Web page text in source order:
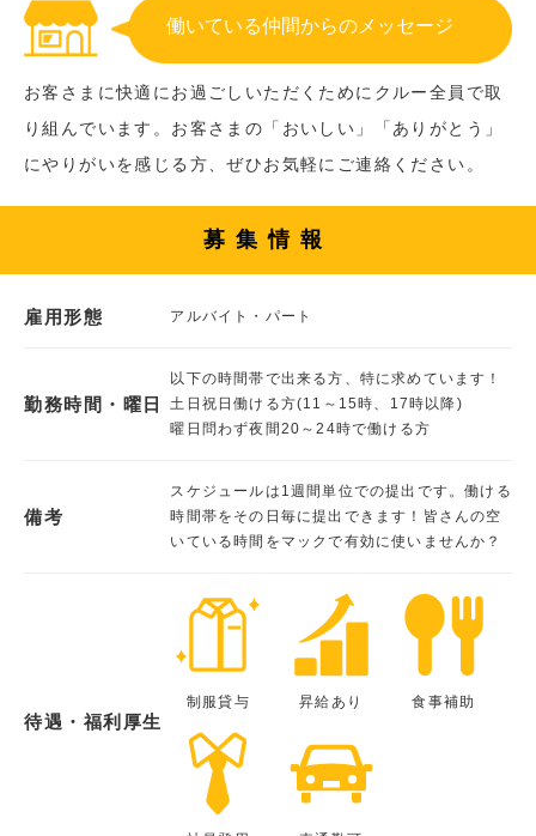
働いている仲間からのメッセージ
お客さまに快適にお過ごしいただくためにクルー全員で取
り組んでいます。お客さまの「おいしい」「ありがとう」
にやりがいを感じる方、ぜひお気軽にご連絡ください。
募集情報
雇用形態 アルバイト・パート
勤務時間・曜日
以下の時間帯で出来る方、特に求めています！
土日祝日働ける方(11～15時、17時以降)
曜日問わず夜間20～24時で働ける方
備考
スケジュールは1週間単位での提出です。働ける
時間帯をその日毎に提出できます！皆さんの空
いている時間をマックで有効に使いませんか？
待遇・福利厚生
制服貸与 昇給あり 食事補助